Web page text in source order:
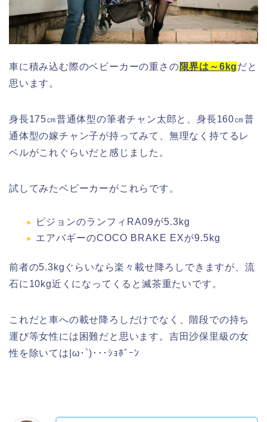
車に積み込む際のベビーカーの重さの限界は～6kgだと
思います。
身長175㎝普通体型の筆者チャン太郎と、身長160㎝普
通体型の嫁チャン子が持ってみて、無理なく持てるレ
ベルがこれぐらいだと感じました。
試してみたベビーカーがこれらです。
ピジョンのランフィRA09が5.3kg
エアバギーのCOCO BRAKE EXが9.5kg
前者の5.3kgぐらいなら楽々載せ降ろしできますが、流
石に10kg近くになってくると滅茶重たいです。
これだと車への載せ降ろしだけでなく、階段での持ち
運び等女性には困難だと思います。吉田沙保里級の女
性を除いては|ω･`)･･･ｼｮﾎﾞｰﾝ